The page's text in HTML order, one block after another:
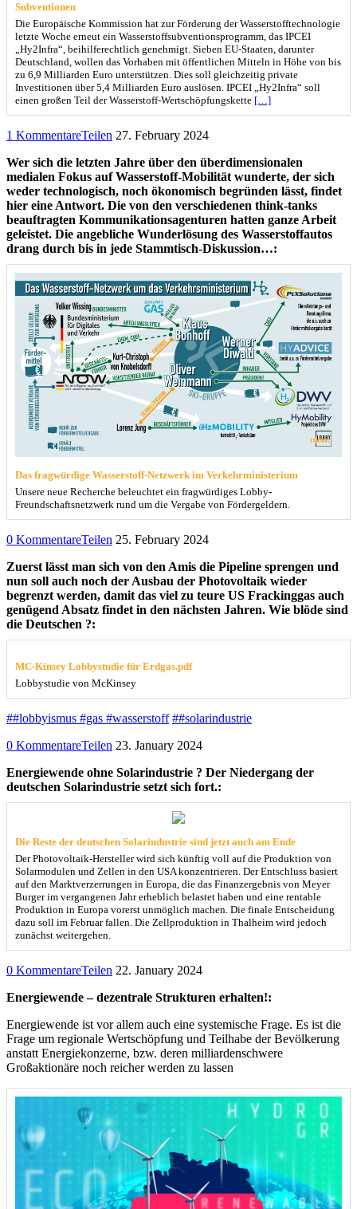
Subventionen
Die Europäische Kommission hat zur Förderung der Wasserstofftechnologie
letzte Woche erneut ein Wasserstoffsubventionsprogramm, das IPCEI
„Hy2Infra“, beihilferechtlich genehmigt. Sieben EU-Staaten, darunter
Deutschland, wollen das Vorhaben mit öffentlichen Mitteln in Höhe von bis
zu 6,9 Milliarden Euro unterstützen. Dies soll gleichzeitig private
Investitionen über 5,4 Milliarden Euro auslösen. IPCEI „Hy2Infra“ soll
einen großen Teil der Wasserstoff-Wertschöpfungskette […]
1 KommentareTeilen 27. February 2024
Wer sich die letzten Jahre über den überdimensionalen
medialen Fokus auf Wasserstoff-Mobilität wunderte, der sich
weder technologisch, noch ökonomisch begründen lässt, findet
hier eine Antwort. Die von den verschiedenen think-tanks
beauftragten Kommunikationsagenturen hatten ganze Arbeit
geleistet. Die angebliche Wunderlösung des Wasserstoffautos
drang durch bis in jede Stammtisch-Diskussion…:
Das fragwürdige Wasserstoff-Netzwerk im Verkehrministerium
Unsere neue Recherche beleuchtet ein fragwürdiges Lobby-
Freundschaftsnetzwerk rund um die Vergabe von Fördergeldern.
0 KommentareTeilen 25. February 2024
Zuerst lässt man sich von den Amis die Pipeline sprengen und
nun soll auch noch der Ausbau der Photovoltaik wieder
begrenzt werden, damit das viel zu teure US Frackinggas auch
genügend Absatz findet in den nächsten Jahren. Wie blöde sind
die Deutschen ?:
MC-Kinsey Lobbystudie für Erdgas.pdf
Lobbystudie von McKinsey
##lobbyismus #gas #wasserstoff ##solarindustrie
0 KommentareTeilen 23. January 2024
Energiewende ohne Solarindustrie ? Der Niedergang der
deutschen Solarindustrie setzt sich fort.:
Die Reste der deutschen Solarindustrie sind jetzt auch am Ende
Der Photovoltaik-Hersteller wird sich künftig voll auf die Produktion von
Solarmodulen und Zellen in den USA konzentrieren. Der Entschluss basiert
auf den Marktverzerrungen in Europa, die das Finanzergebnis von Meyer
Burger im vergangenen Jahr erheblich belastet haben und eine rentable
Produktion in Europa vorerst unmöglich machen. Die finale Entscheidung
dazu soll im Februar fallen. Die Zellproduktion in Thalheim wird jedoch
zunächst weitergehen.
0 KommentareTeilen 22. January 2024
Energiewende – dezentrale Strukturen erhalten!:
Energiewende ist vor allem auch eine systemische Frage. Es ist die
Frage um regionale Wertschöpfung und Teilhabe der Bevölkerung
anstatt Energiekonzerne, bzw. deren milliardenschwere
Großaktionäre noch reicher werden zu lassen